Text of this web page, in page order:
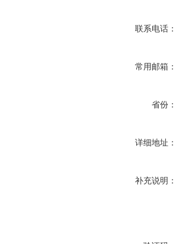
联系电话：
常用邮箱：
省份：
详细地址：
补充说明：